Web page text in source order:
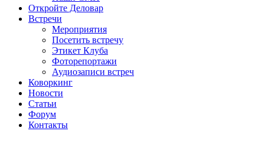
Откройте Деловар
Встречи
Мероприятия
Посетить встречу
Этикет Клуба
Фоторепортажи
Аудиозаписи встреч
Коворкинг
Новости
Статьи
Форум
Контакты